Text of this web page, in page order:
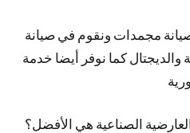
مجمدات ونقوم في صيانة
والديجتال كما نوفر أيضا خدمة
الصناعية هي الأفضل؟